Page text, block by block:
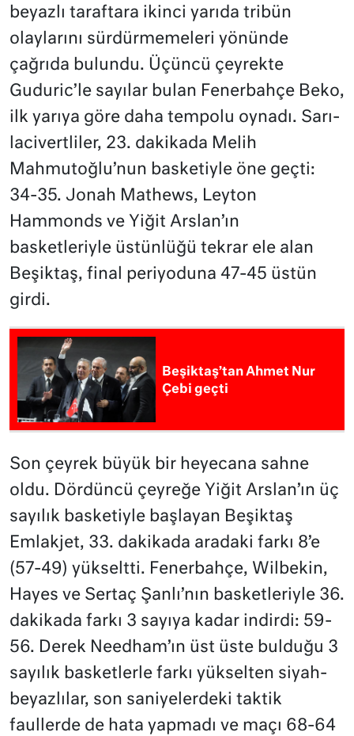
beyazlı taraftara ikinci yarıda tribün
olaylarını sürdürmemeleri yönünde
çağrıda bulundu. Üçüncü çeyrekte
Guduric’le sayılar bulan Fenerbahçe Beko,
ilk yarıya göre daha tempolu oynadı. Sarı-
lacivertliler, 23. dakikada Melih
Mahmutoğlu’nun basketiyle öne geçti:
34-35. Jonah Mathews, Leyton
Hammonds ve Yiğit Arslan’ın
basketleriyle üstünlüğü tekrar ele alan
Beşiktaş, final periyoduna 47-45 üstün
girdi.
Beşiktaş’tan Ahmet Nur
Çebi geçti
Son çeyrek büyük bir heyecana sahne
oldu. Dördüncü çeyreğe Yiğit Arslan’ın üç
sayılık basketiyle başlayan Beşiktaş
Emlakjet, 33. dakikada aradaki farkı 8’e
(57-49) yükseltti. Fenerbahçe, Wilbekin,
Hayes ve Sertaç Şanlı’nın basketleriyle 36.
dakikada farkı 3 sayıya kadar indirdi: 59-
56. Derek Needham’ın üst üste bulduğu 3
sayılık basketlerle farkı yükselten siyah-
beyazlılar, son saniyelerdeki taktik
faullerde de hata yapmadı ve maçı 68-64